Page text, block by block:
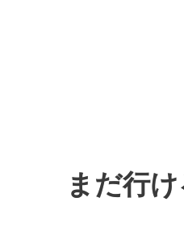
まだ行